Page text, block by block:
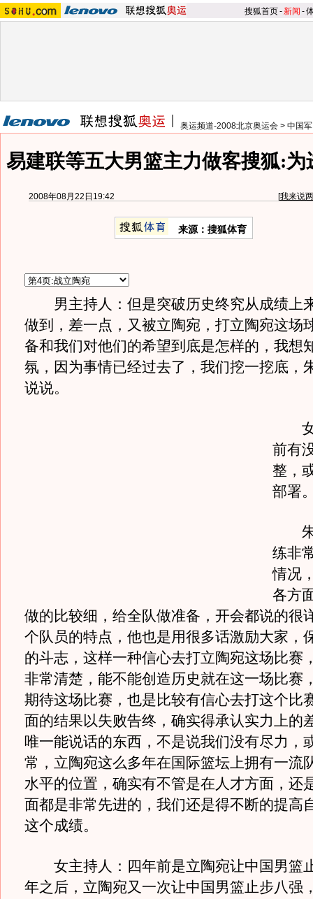
搜狐首页-新闻 -
奥运频道-2008北京奥运会 > 中国
易建联等五大男篮主力做客搜狐:为
2008年08月22日19:42 [我来说
来源：搜狐体育
男主持人：但是突破历史终究从成绩上
做到，差一点，又被立陶宛，打立陶宛这场
备和我们对他们的希望到底是怎样的，我想
氛，因为事情已经过去了，我们挖一挖底，
说说。
女
前有
整，
部署
朱
练非
情况
各方
做的比较细，给全队做准备，开会都说的很
个队员的特点，他也是用很多话激励大家，
的斗志，这样一种信心去打立陶宛这场比赛
非常清楚，能不能创造历史就在这一场比赛
期待这场比赛，也是比较有信心去打这个比
面的结果以失败告终，确实得承认实力上的
唯一能说话的东西，不是说我们没有尽力，
常，立陶宛这么多年在国际篮坛上拥有一流
水平的位置，确实有不管是在人才方面，还
面都是非常先进的，我们还是得不断的提高
这个成绩。
女主持人：四年前是立陶宛让中国男篮
年之后，立陶宛又一次让中国男篮止步八强